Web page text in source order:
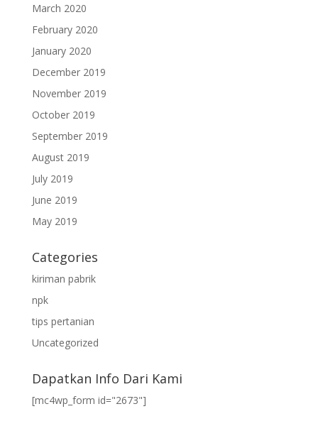
March 2020
February 2020
January 2020
December 2019
November 2019
October 2019
September 2019
August 2019
July 2019
June 2019
May 2019
Categories
kiriman pabrik
npk
tips pertanian
Uncategorized
Dapatkan Info Dari Kami
[mc4wp_form id="2673"]